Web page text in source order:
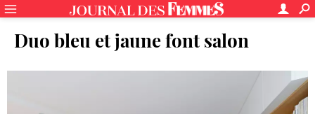
Duo bleu et jaune font salon